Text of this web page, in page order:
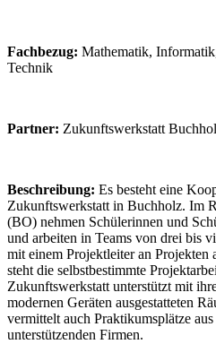
Fachbezug: Mathematik,
Technik
Partner: Zukunftswerkstatt
Beschreibung: Es besteht eine
Zukunftswerkstatt in Buchholz. Im
(BO) nehmen Schülerinnen und
und arbeiten in Teams von drei bis
mit einem Projektleiter an Projekten
steht die selbstbestimmte
Zukunftswerkstatt unterstützt mit
modernen Geräten ausgestatteten
vermittelt auch Praktikumsplätze
unterstützenden Firmen.